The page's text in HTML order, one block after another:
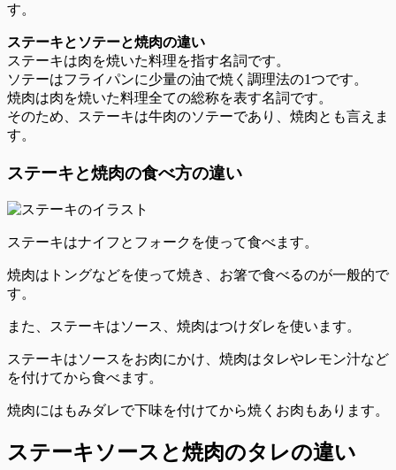
す。
ステーキとソテーと焼肉の違い
ステーキは肉を焼いた料理を指す名詞です。
ソテーはフライパンに少量の油で焼く調理法の1つです。
焼肉は肉を焼いた料理全ての総称を表す名詞です。
そのため、ステーキは牛肉のソテーであり、焼肉とも言えま
す。
ステーキと焼肉の食べ方の違い
ステーキはナイフとフォークを使って食べます。
焼肉はトングなどを使って焼き、お箸で食べるのが一般的で
す。
また、ステーキはソース、焼肉はつけダレを使います。
ステーキはソースをお肉にかけ、焼肉はタレやレモン汁など
を付けてから食べます。
焼肉にはもみダレで下味を付けてから焼くお肉もあります。
ステーキソースと焼肉のタレの違い